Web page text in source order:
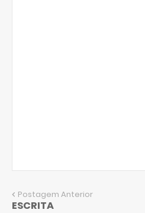
Postagem Anterior
ESCRITA